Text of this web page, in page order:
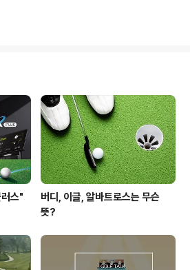
이렇게 등등 지켜야할
명한 잭니클라우스의
아도 쉽게 통과하기는
개해드릴게요. :) 선수들도
코스 1. PGA 내셔널 리조
Course) 앞서 간
의 솜씨(?)가 ..
스"
버디, 이글, 알바트로스는 무슨
뜻?